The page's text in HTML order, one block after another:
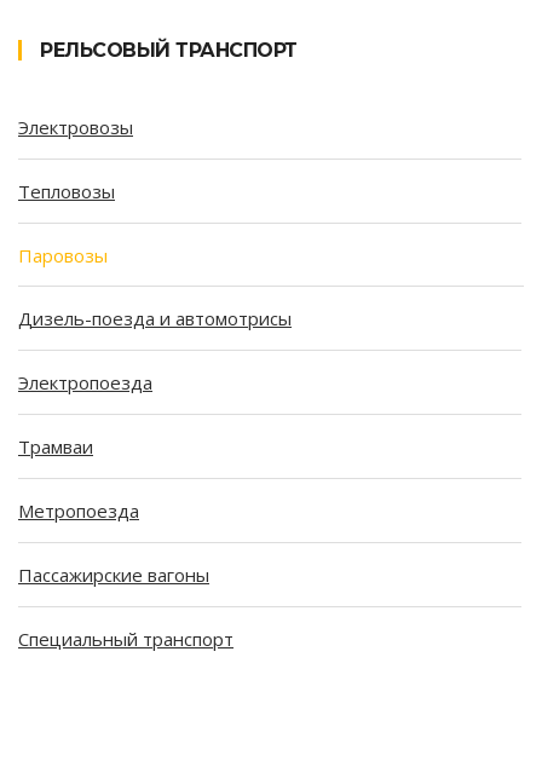
РЕЛЬСОВЫЙ ТРАНСПОРТ
Электровозы
Тепловозы
Паровозы
Дизель-поезда и автомотрисы
Электропоезда
Трамваи
Метропоезда
Пассажирские вагоны
Специальный транспорт